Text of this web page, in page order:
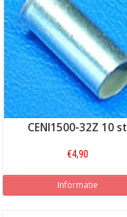
CENI1500-32Z 10 st
€4,90
Informatie